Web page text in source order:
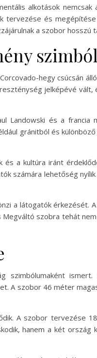
alkotások nemcsak
tervezése és
a szobor hosszú
hegy csúcsán
jelképévé
Landowski és a francia
gránitból és
a kultúra iránt
számára lehetőség
a látogatók érkezését.
szobra tehát
szimbólumaként
A szobor 46 méter
A szobor tervezése
hanem a két